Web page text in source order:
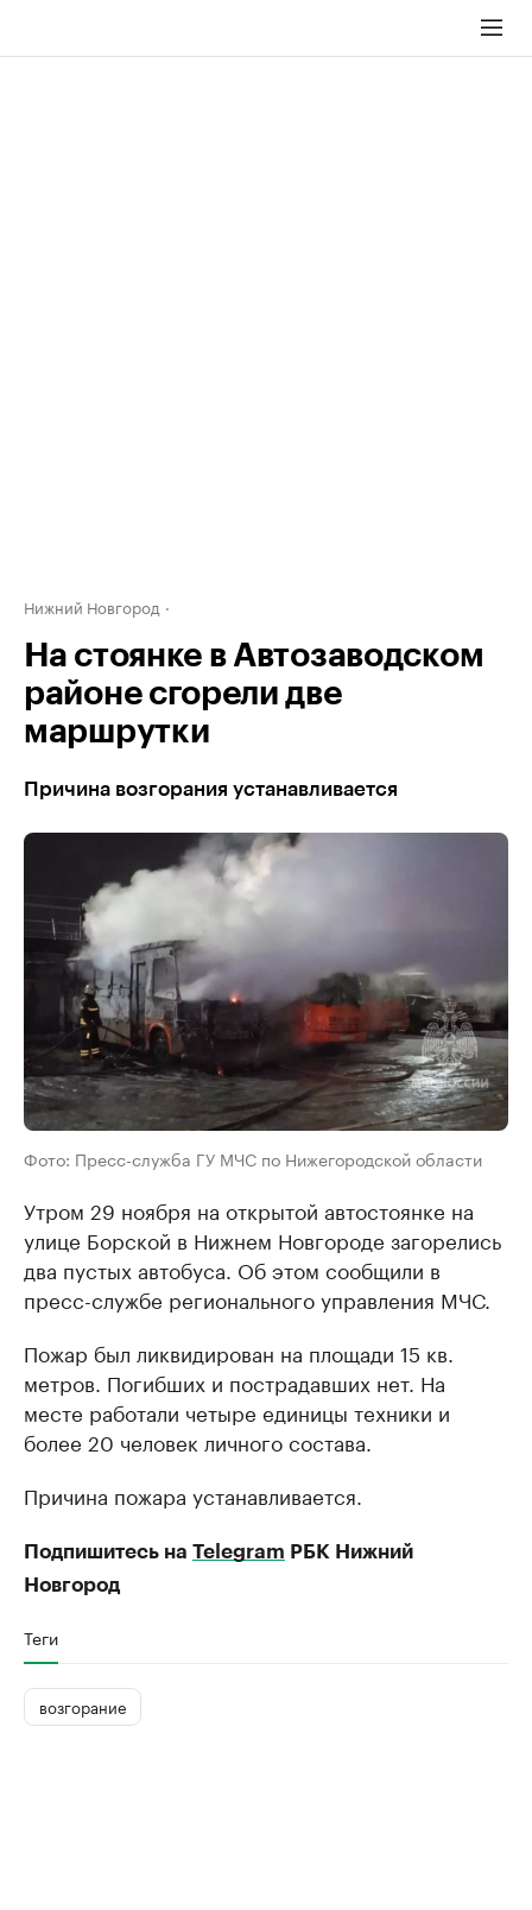
Нижний Новгород
На стоянке в Автозаводском
районе сгорели две
маршрутки
Причина возгорания устанавливается
Фото: Пресс-служба ГУ МЧС по Нижегородской области
Утром 29 ноября на открытой автостоянке на
улице Борской в Нижнем Новгороде загорелись
два пустых автобуса. Об этом сообщили в
пресс-службе регионального управления МЧС.
Пожар был ликвидирован на площади 15 кв.
метров. Погибших и пострадавших нет. На
месте работали четыре единицы техники и
более 20 человек личного состава.
Причина пожара устанавливается.
Подпишитесь на Telegram РБК Нижний
Новгород
Теги
возгорание